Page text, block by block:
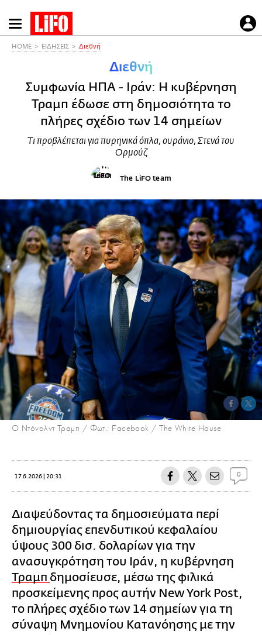
Παράκαμψη
προς
HOME ΕΙΔΗΣΕΙΣ Διεθνή
Διεθνή
Συμφωνία ΗΠΑ - Ιράν: Η κυβέρνηση
Τραμπ έδωσε στη δημοσιότητα το
πλήρες σχέδιο των 14 σημείων
Τι προβλέπεται για πυρηνικά όπλα, ουράνιο, Στενά του
Ορμούζ
The LiFO team
Ο Ντόναλντ Τραμπ / Φωτ.: Facebook / The White House
17.6.2026 | 20:31 0
Διαψεύδοντας τα δημοσιεύματα περί
δημιουργίας επενδυτικού κεφαλαίου
ύψους 300 δισ. δολαρίων για την
ανασυγκρότηση του Ιράν, η κυβέρνηση
Τραμπ δημοσίευσε, μέσω της φιλικά
προσκείμενης προς αυτήν New York Post,
το πλήρες σχέδιο των 14 σημείων για τη
σύναψη Μνημονίου Κατανόησης με την